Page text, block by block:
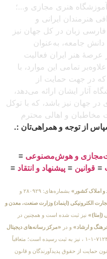
آموزشگاه هنری مجازی و…؛
هنرمندان ایرانی و
زبان در کل جهان نیز
جامعه، به‌عنوان
هنر ایران فعالیت
تمامی این موارد، با
که در جهت حمایت از
آثار ایشان ارائه می‌دهد،
در جهان نیز باشد، که با توکل
مخاطبان و اهالی محترم
از توجه و همراهی‌تان :.
و هوش‌مصنوعی ≡
≡ قوانین ≡ پیشنهاد و انتقاد ≡
و املاک کشور»
بشماره‌های: ۲۸۰۹۲۹ و
الکترونیکی (اینماد) وزارت صنعت، معدن و
(اِمتا)» نیز ثبت شده است و همچنین در
و ارشاد» و در «مرکز رسانه‌های دیجیتال
بشماره شامَد: ۱-۳-۶۵-۷۱۲۳۹۹-۱-۱ ، نیز به ثبت رسیده است؛ متعاقباً
از حقوق پدیدآورندگان و قانون